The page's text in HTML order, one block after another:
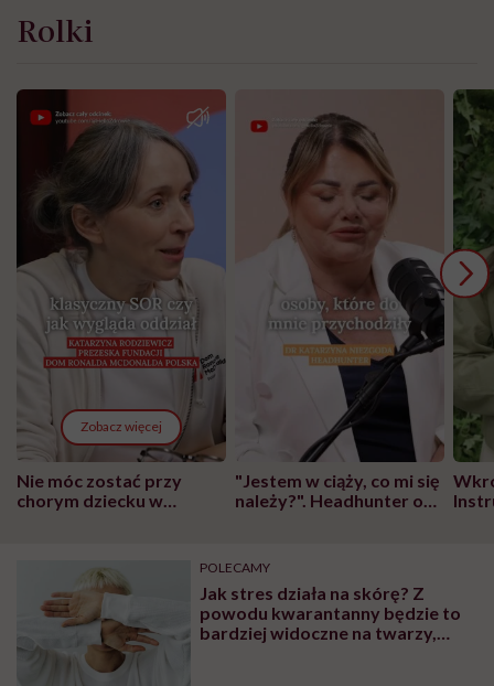
Rolki
Zobacz więcej
Nie móc zostać przy
chorym dziecku w
głupota i brak
wyobraźni"
"Jestem w ciąży, co mi się
należy?". Headhunter o
pracy
POLECAMY
Jak stres działa na skórę? Z
powodu kwarantanny będzie to
bardziej widoczne na twarzy,